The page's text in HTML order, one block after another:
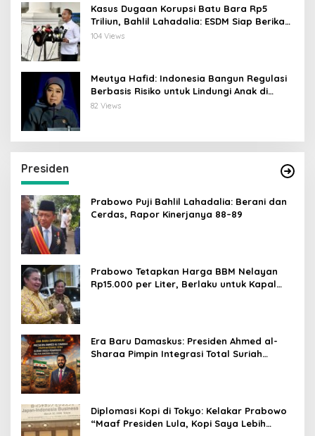
Kasus Dugaan Korupsi Batu Bara Rp5
Triliun, Bahlil Lahadalia: ESDM Siap Berikan
Data
104 Views
Meutya Hafid: Indonesia Bangun Regulasi
Berbasis Risiko untuk Lindungi Anak di
Dunia Digital
82 Views
Presiden
Prabowo Puji Bahlil Lahadalia: Berani dan
Cerdas, Rapor Kinerjanya 88–89
Prabowo Tetapkan Harga BBM Nelayan
Rp15.000 per Liter, Berlaku untuk Kapal
Era Baru Damaskus: Presiden Ahmed al-
Sharaa Pimpin Integrasi Total Suriah
Diplomasi Kopi di Tokyo: Kelakar Prabowo
“Maaf Presiden Lula, Kopi Saya Lebih